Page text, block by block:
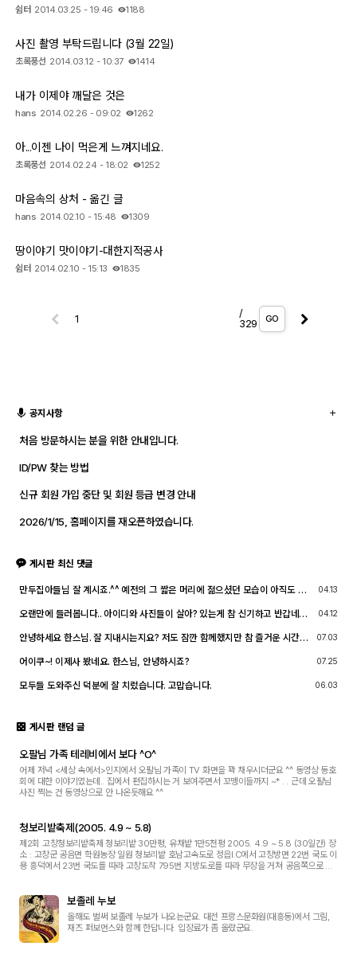
쉼터 2014.03.25 - 19:46 1188
사진 촬영 부탁드립니다 (3월 22일)
초록풍선 2014.03.12 - 10:37 1414
내가 이제야 깨달은 것은
hans 2014.02.26 - 09:02 1262
아...이젠 나이 먹은게 느껴지네요.
초록풍선 2014.02.24 - 18:02 1252
마음속의 상처 - 옮긴 글
hans 2014.02.10 - 15:48 1309
땅이야기 맛이야기-대한지적공사
쉼터 2014.02.10 - 15:13 1835
/
329
GO
공지사항
처음 방문하시는 분을 위한 안내입니다.
ID/PW 찾는 방법
신규 회원 가입 중단 및 회원 등급 변경 안내
2026/1/15, 홈페이지를 재오픈하였습니다.
게시판 최신 댓글
만두집아들님 잘 계시죠.^^ 예전의 그 짧은 머리에 젊으셨던 모습이 아직도 기
호회 활동의 추억을 남길 겸 가능한 계속 홈페이지를 유지할 예정입니다. 생각
나실 때 종종 방문해 주세요.^^
04.13
오랜만에 들러봅니다.. 아이디와 사진들이 살아? 있는게 참 신기하고 반갑네요
이제 제가 그 나이가 되버렸습니다^^..
04.12
안녕하세요 한스님. 잘 지내시는지요? 저도 잠깐 함께했지만 참 즐거운 시간이
07.03
어이쿠~! 이제사 봤네요. 한스님, 안녕하시죠? 07.25
모두들 도와주신 덕분에 잘 치렀습니다. 고맙습니다. 06.03
게시판 랜덤 글
오팔님 가족 테레비에서 보다 ^O^
어제 저녁 <세상 속에서>인지에서 오팔님 가족이 TV 화면을 꽉 채우시더군요 ^^ 동영상 동호
회에 대한 이야기였는데.. 집에서 편집하시는 거 보여주면서 꼬맹이들까지 ~* . . 근데 오팔님
사진 찍는 건 동영상으로 안 나온듯해요 ^^
청보리밭축제(2005. 4.9 ~ 5.8)
제2회 고창청보리밭축제 청보리밭 30만평, 유채밭 1만5천평 2005. 4.9 ~ 5.8 (30일간) 장
소 : 고창군 공음면 학원농장 일원 청보리밭 호남고속도로 정읍I.C에서 고창방면 22번 국도 이
용 흥덕에서 23번 국도를 따라 고창도착 795번 지방도로를 따라 무장을 거쳐 공음쪽으로 4K
보졸레 누보
올해도 벌써 보졸레 누보가 나오는군요. 대전 프랑스문화원(대흥동)에서 그림,
재즈 퍼보먼스와 함께 한답니다. 입장료가 좀 올랐군요.